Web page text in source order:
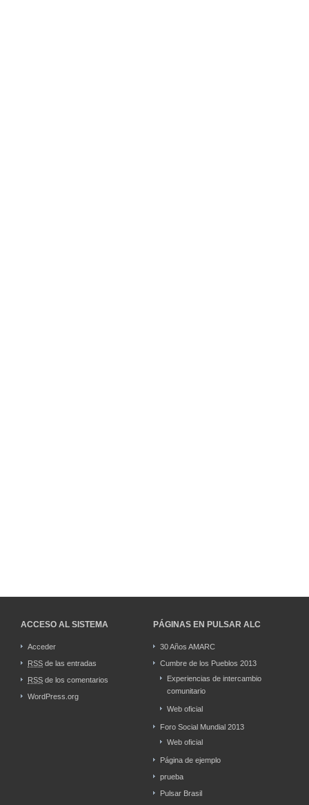
ACCESO AL SISTEMA
Acceder
RSS de las entradas
RSS de los comentarios
WordPress.org
PÁGINAS EN PULSAR ALC
30 Años AMARC
Cumbre de los Pueblos 2013
Experiencias de intercambio
comunitario
Web oficial
Foro Social Mundial 2013
Web oficial
Página de ejemplo
prueba
Pulsar Brasil